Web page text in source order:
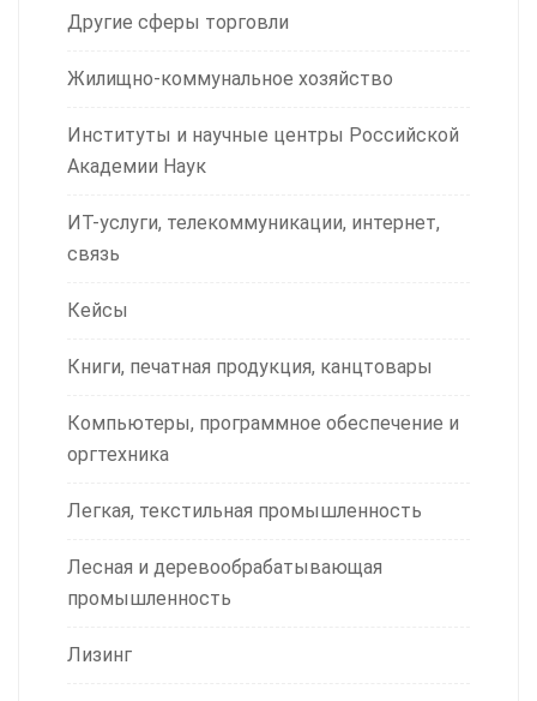
Другие сферы торговли
Жилищно-коммунальное хозяйство
Институты и научные центры Российской
Академии Наук
ИТ-услуги, телекоммуникации, интернет,
связь
Кейсы
Книги, печатная продукция, канцтовары
Компьютеры, программное обеспечение и
оргтехника
Легкая, текстильная промышленность
Лесная и деревообрабатывающая
промышленность
Лизинг